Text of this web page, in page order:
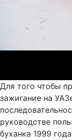
Для того чтобы
зажигание на
руководстве
буханка 1999